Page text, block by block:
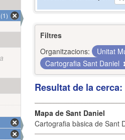
Filtres
Organitzacions:
Unitat
Cartografia Sant Daniel
Resultat de la
Mapa de Sant Daniel
Cartografia bàsica de Sant